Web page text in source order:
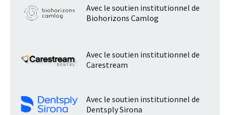
Avec le soutien institutionnel de
Biohorizons Camlog
Avec le soutien institutionnel de
Carestream
Avec le soutien institutionnel de
Dentsply Sirona